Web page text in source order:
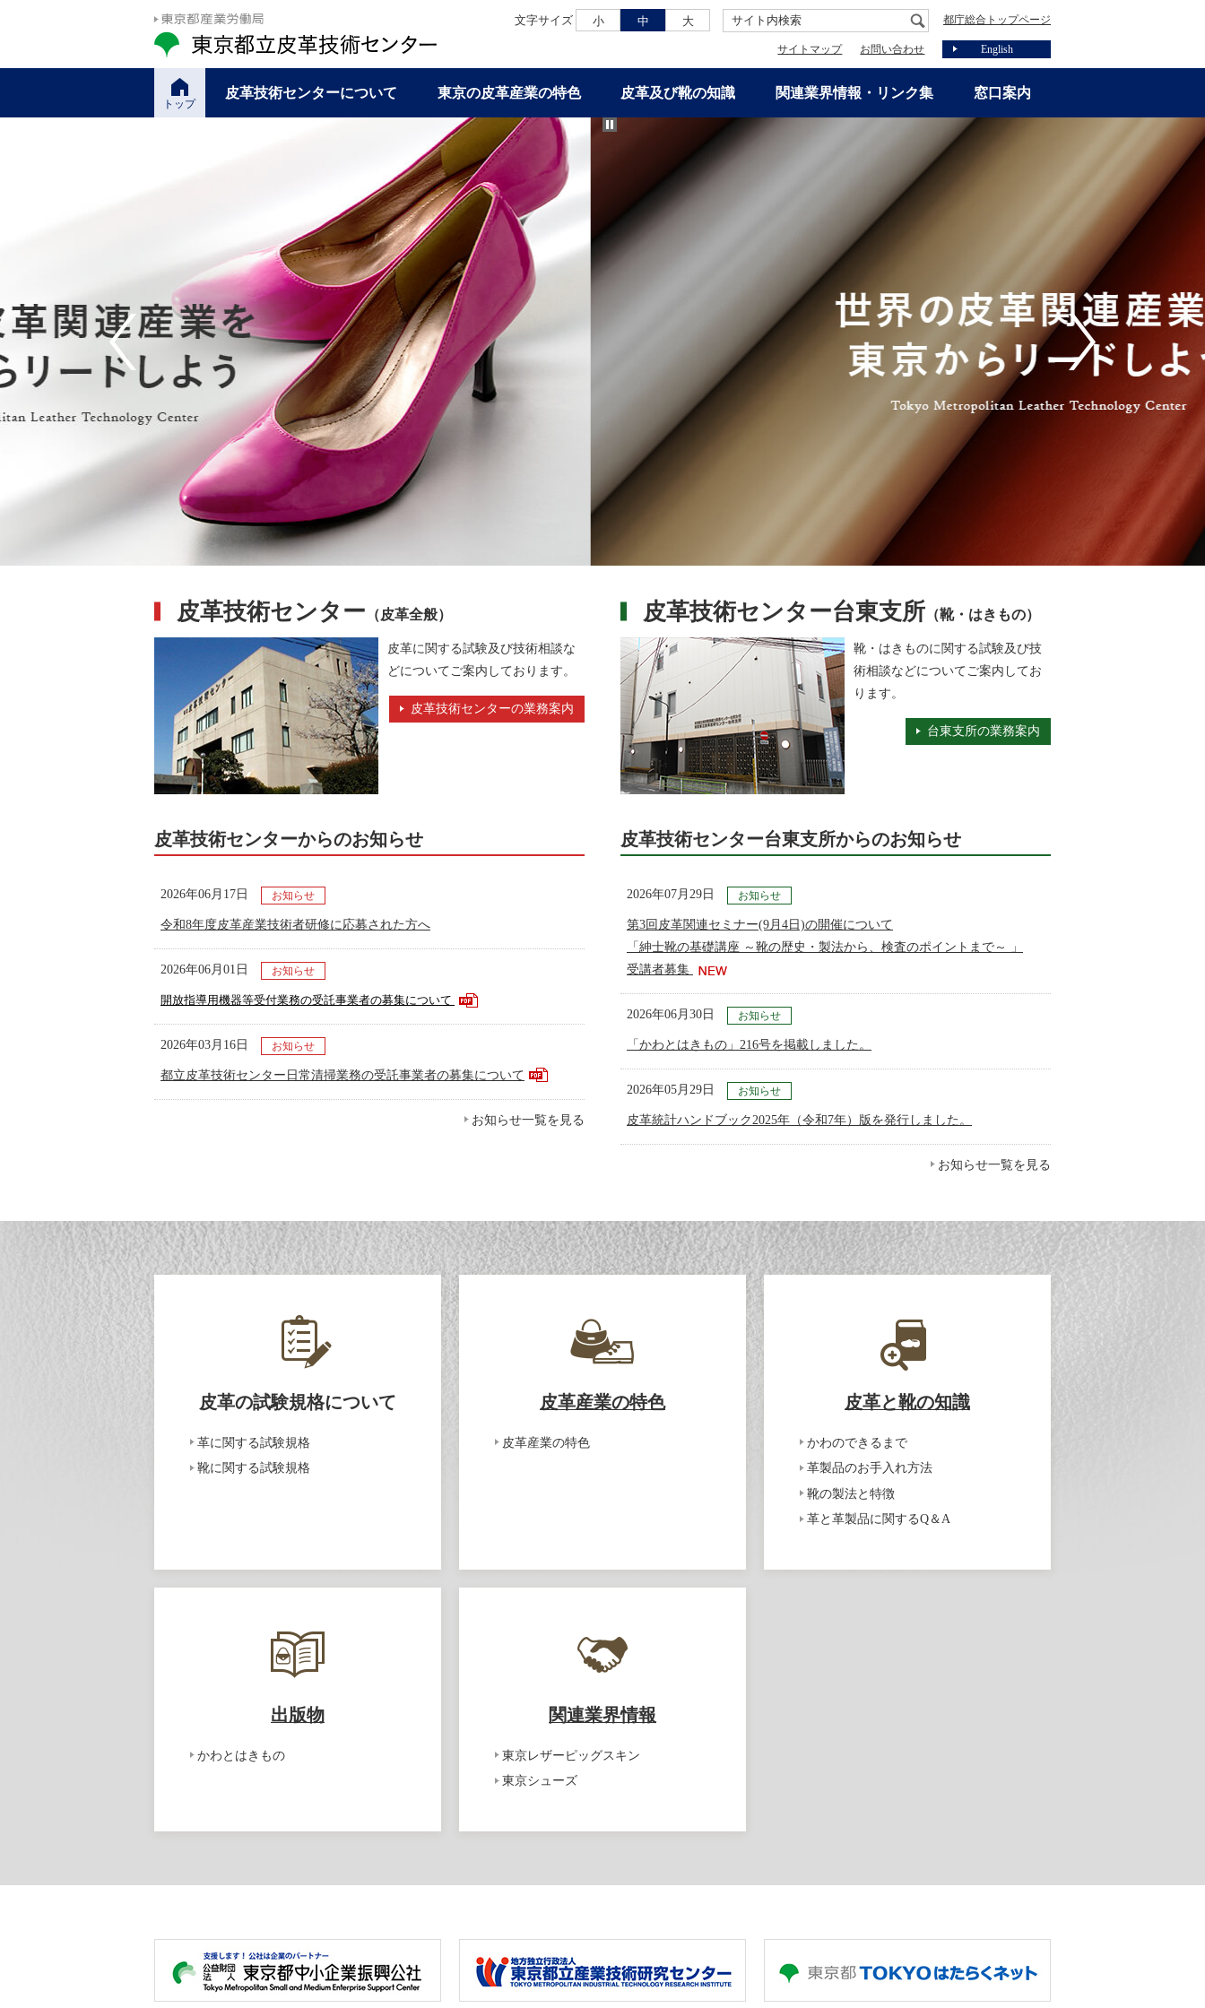
文字サイズ 小 中 大 サイト内検索 都庁総合トップページ
サイトマップ お問い合わせ English
トップ
皮革技術センターについて 東京の皮革産業の特色 皮革及び靴の知識 関連業界情報・リンク集 窓口案内
Previous Next
皮革技術センター （皮革全般）
皮革に関する試験及び技術相談な
どについてご案内しております。
皮革技術センターの業務案内
皮革技術センターからのお知らせ
2026年06月17日 お知らせ
令和8年度皮革産業技術者研修に応募された方へ
2026年06月01日 お知らせ
開放指導用機器等受付業務の受託事業者の募集について
2026年03月16日 お知らせ
都立皮革技術センター日常清掃業務の受託事業者の募集について
お知らせ一覧を見る
皮革技術センター台東支所 （靴・はきもの）
靴・はきものに関する試験及び技
術相談などについてご案内してお
ります。
台東支所の業務案内
皮革技術センター台東支所からのお知らせ
2026年07月29日 お知らせ
第3回皮革関連セミナー(9月4日)の開催について
「紳士靴の基礎講座 ～靴の歴史・製法から、検査のポイントまで～ 」
受講者募集
2026年06月30日 お知らせ
「かわとはきもの」216号を掲載しました。
2026年05月29日 お知らせ
皮革統計ハンドブック2025年（令和7年）版を発行しました。
お知らせ一覧を見る
皮革の試験規格について
革に関する試験規格
靴に関する試験規格
皮革産業の特色
皮革産業の特色
皮革と靴の知識
かわのできるまで
革製品のお手入れ方法
靴の製法と特徴
革と革製品に関するQ＆A
出版物
かわとはきもの
関連業界情報
東京レザーピッグスキン
東京シューズ